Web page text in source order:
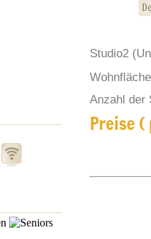
Studio2
Anzahl der
Preise